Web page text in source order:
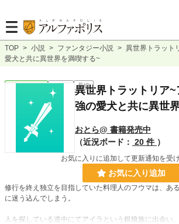
TOP > 小説 > ファンタジー小説 > 異世界トラット
愛犬と共に異世界を満喫する~
ファンタジー 連載中 長編
異世界トラットリア
強の愛犬と共に異世
おとら@ 書籍発売中
（近況ボード： 20 件 ）
お気に入りに追加して更新通知を受
お気に入り追加
修行を終え独立を目指していた料理人のフウマは、あ
に迷う込んでしまう。
人を探している道中にてアイラという銀狼族に出会い